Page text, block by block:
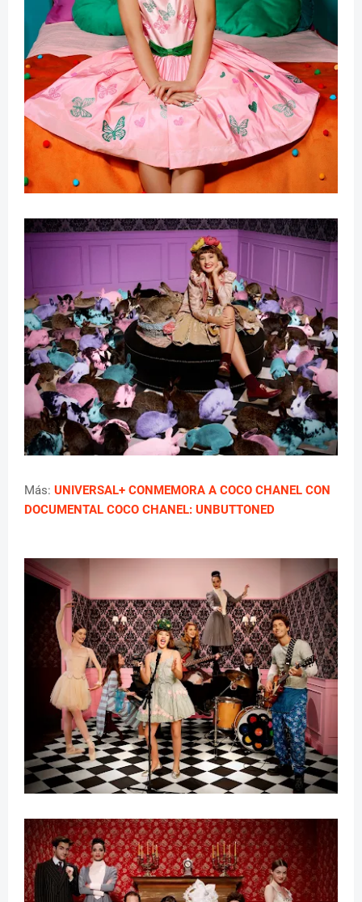
Más: UNIVERSAL+ CONMEMORA A COCO CHANEL CON
DOCUMENTAL COCO CHANEL: UNBUTTONED